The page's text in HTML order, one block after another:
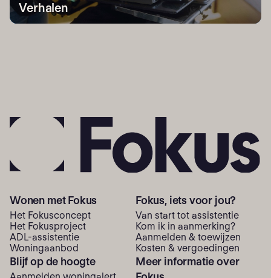
Verhalen
Wonen met Fokus
Het Fokusconcept
Het Fokusproject
ADL-assistentie
Woning­aanbod
Fokus, iets voor jou?
Van start tot assistentie
Kom ik in aanmerking?
Aanmelden & toewijzen
Kosten & vergoedingen
Blijf op de hoogte
Meer informatie over